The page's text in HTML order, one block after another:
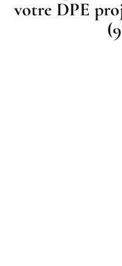
votre DPE